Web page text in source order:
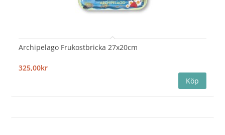
Archipelago Frukostbricka 27x20cm
325,00kr